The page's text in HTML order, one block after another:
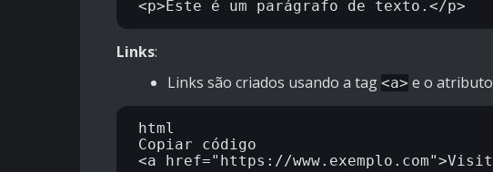
Links:
Links são criados usando a tag <a> e o atributo
html
Copiar código